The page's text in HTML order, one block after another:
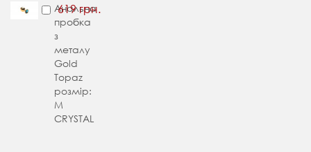
Анальна
пробка
з
металу
Gold
Topaz
розмір:
M
CRYSTAL
619 грн.